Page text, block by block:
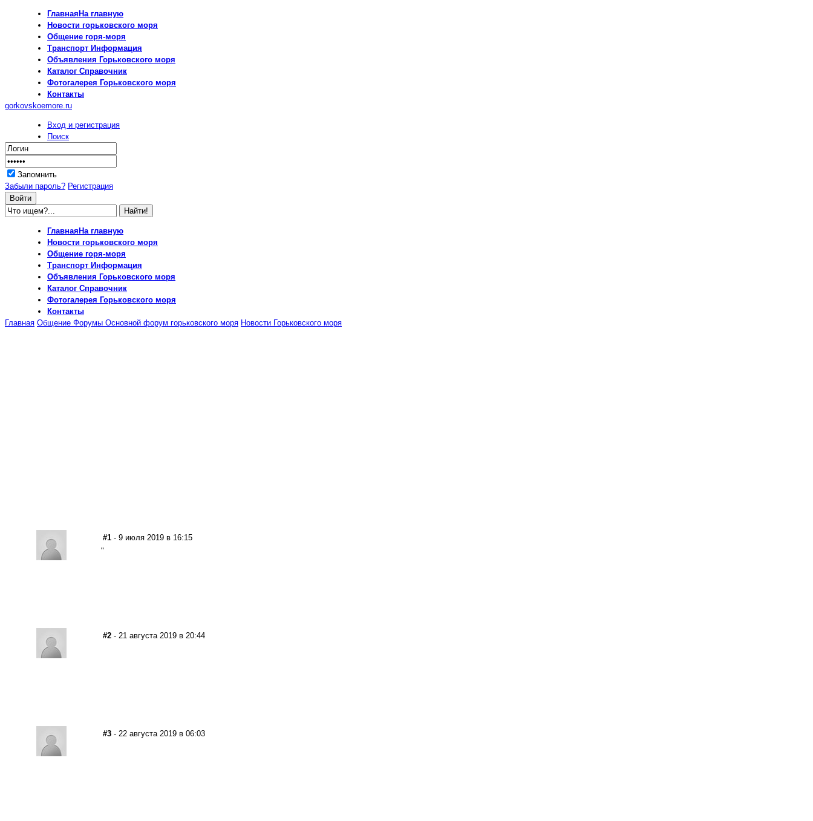
Главная На главную
Новости горьковского моря
Общение горя-моря
Транспорт Информация
Объявления Горьковского моря
Каталог Справочник
Фотогалерея Горьковского моря
Контакты
gorkovskoemore.ru
Вход и регистрация
Поиск
Запомнить
Забыли пароль? Регистрация
Главная На главную
Новости горьковского моря
Общение горя-моря
Транспорт Информация
Объявления Горьковского моря
Каталог Справочник
Фотогалерея Горьковского моря
Контакты
Главная Общение Форумы Основной форум горьковского моря Новости Горьковского моря
#1 - 9 июля 2019 в 16:15
"
#2 - 21 августа 2019 в 20:44
#3 - 22 августа 2019 в 06:03